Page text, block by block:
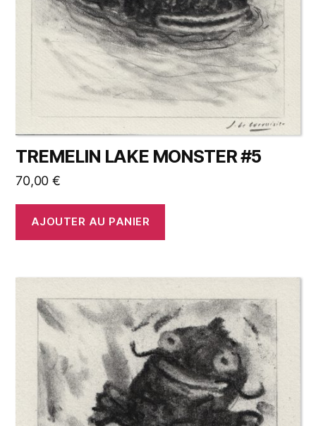
TREMELIN LAKE MONSTER #5
70,00 €
AJOUTER AU PANIER